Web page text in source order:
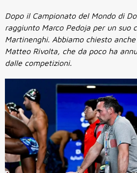
Dopo il Campionato del Mondo di
raggiunto Marco Pedoja per un suo
Martinenghi. Abbiamo chiesto
Matteo Rivolta, che da poco ha
dalle competizioni.